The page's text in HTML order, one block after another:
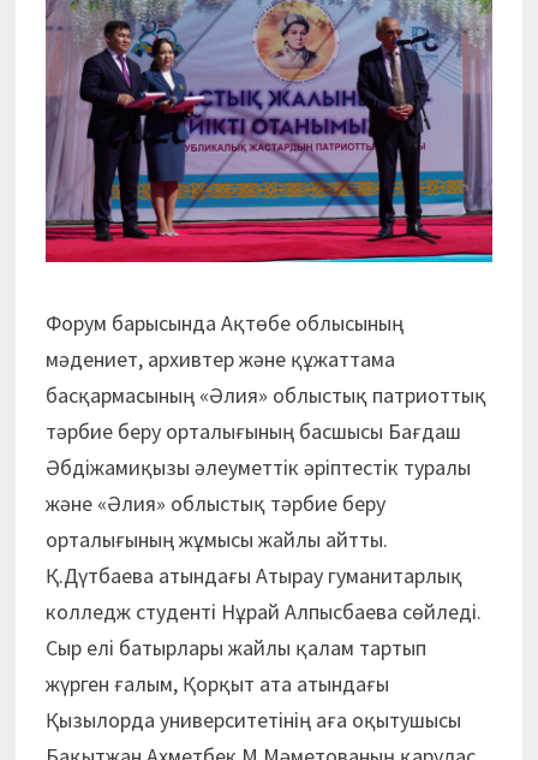
Форум барысында Ақтөбе облысының
мәдениет, архивтер және құжаттама
басқармасының «Әлия» облыстық патриоттық
тәрбие беру орталығының басшысы Бағдаш
Әбдіжамиқызы әлеуметтік әріптестік туралы
және «Әлия» облыстық тәрбие беру
орталығының жұмысы жайлы айтты.
Қ.Дүтбаева атындағы Атырау гуманитарлық
колледж студенті Нұрай Алпысбаева сөйледі.
Сыр елі батырлары жайлы қалам тартып
жүрген ғалым, Қорқыт ата атындағы
Қызылорда университетінің аға оқытушысы